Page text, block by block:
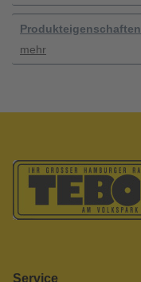
Produkteigenschaften
mehr
Service